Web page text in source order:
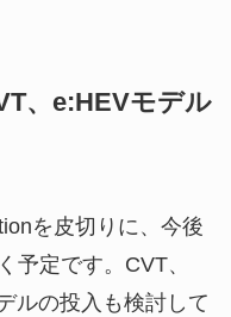
、e:HEVモデル
を皮切りに、今後
予定です。CVT、
ルの投入も検討して